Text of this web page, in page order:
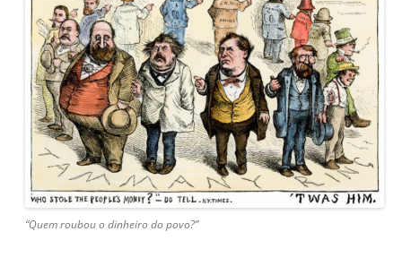
“Quem roubou o dinheiro do povo?”